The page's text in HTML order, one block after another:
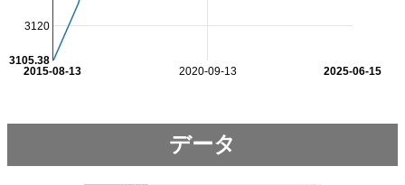
2020-09-13
2015-08-13 2025-06-15
3120
3105.38
データ